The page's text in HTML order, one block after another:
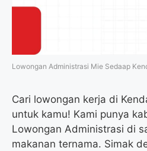
Lowongan Administrasi Mie Sedaap
Cari lowongan kerja di
untuk kamu! Kami punya
Lowongan Administrasi di
makanan ternama. Simak